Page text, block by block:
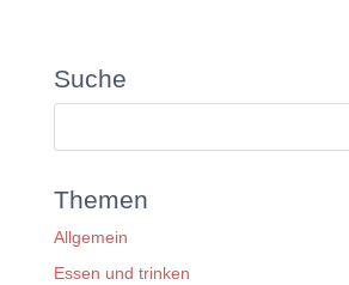
Suche
Themen
Allgemein
Essen und trinken